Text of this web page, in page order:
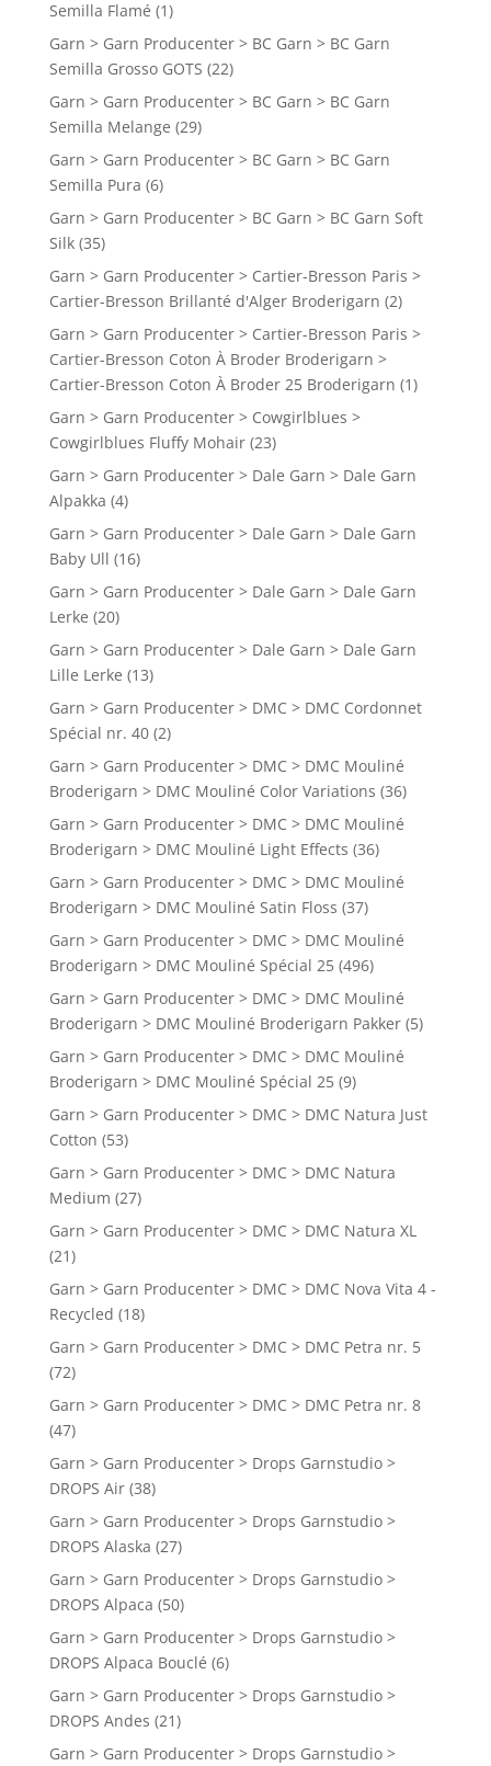
Semilla Flamé (1)
Garn > Garn Producenter > BC Garn > BC Garn
Semilla Grosso GOTS (22)
Garn > Garn Producenter > BC Garn > BC Garn
Semilla Melange (29)
Garn > Garn Producenter > BC Garn > BC Garn
Semilla Pura (6)
Garn > Garn Producenter > BC Garn > BC Garn Soft
Silk (35)
Garn > Garn Producenter > Cartier-Bresson Paris >
Cartier-Bresson Brillanté d'Alger Broderigarn (2)
Garn > Garn Producenter > Cartier-Bresson Paris >
Cartier-Bresson Coton À Broder Broderigarn >
Cartier-Bresson Coton À Broder 25 Broderigarn (1)
Garn > Garn Producenter > Cowgirlblues >
Cowgirlblues Fluffy Mohair (23)
Garn > Garn Producenter > Dale Garn > Dale Garn
Alpakka (4)
Garn > Garn Producenter > Dale Garn > Dale Garn
Baby Ull (16)
Garn > Garn Producenter > Dale Garn > Dale Garn
Lerke (20)
Garn > Garn Producenter > Dale Garn > Dale Garn
Lille Lerke (13)
Garn > Garn Producenter > DMC > DMC Cordonnet
Spécial nr. 40 (2)
Garn > Garn Producenter > DMC > DMC Mouliné
Broderigarn > DMC Mouliné Color Variations (36)
Garn > Garn Producenter > DMC > DMC Mouliné
Broderigarn > DMC Mouliné Light Effects (36)
Garn > Garn Producenter > DMC > DMC Mouliné
Broderigarn > DMC Mouliné Satin Floss (37)
Garn > Garn Producenter > DMC > DMC Mouliné
Broderigarn > DMC Mouliné Spécial 25 (496)
Garn > Garn Producenter > DMC > DMC Mouliné
Broderigarn > DMC Mouliné Broderigarn Pakker (5)
Garn > Garn Producenter > DMC > DMC Mouliné
Broderigarn > DMC Mouliné Spécial 25 (9)
Garn > Garn Producenter > DMC > DMC Natura Just
Cotton (53)
Garn > Garn Producenter > DMC > DMC Natura
Medium (27)
Garn > Garn Producenter > DMC > DMC Natura XL
(21)
Garn > Garn Producenter > DMC > DMC Nova Vita 4 -
Recycled (18)
Garn > Garn Producenter > DMC > DMC Petra nr. 5
(72)
Garn > Garn Producenter > DMC > DMC Petra nr. 8
(47)
Garn > Garn Producenter > Drops Garnstudio >
DROPS Air (38)
Garn > Garn Producenter > Drops Garnstudio >
DROPS Alaska (27)
Garn > Garn Producenter > Drops Garnstudio >
DROPS Alpaca (50)
Garn > Garn Producenter > Drops Garnstudio >
DROPS Alpaca Bouclé (6)
Garn > Garn Producenter > Drops Garnstudio >
DROPS Andes (21)
Garn > Garn Producenter > Drops Garnstudio >